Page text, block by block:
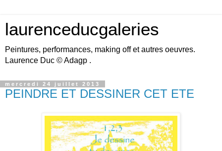
laurenceducgaleries
Peintures, performances, making off et autres oeuvres.
Laurence Duc © Adagp .
mercredi 24 juillet 2013
PEINDRE ET DESSINER CET ETE